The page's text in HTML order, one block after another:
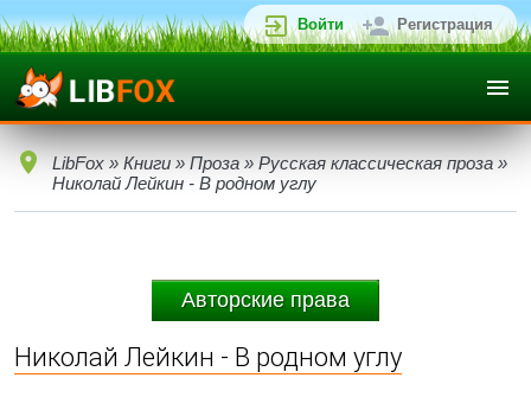
Войти Регистрация
LibFox » Книги » Проза » Русская классическая проза »
Николай Лейкин - В родном углу
Авторские права
Николай Лейкин - В родном углу